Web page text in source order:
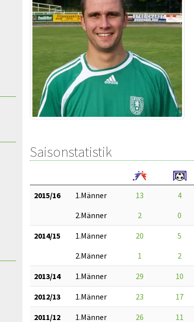
Saisonstatistik
2015/16 1.Männer 13 4
2.Männer
2 0
2014/15 1.Männer 20 5
2.Männer
1 2
2013/14 1.Männer 29 10
2012/13 1.Männer 23 17
2011/12 1.Männer 26 11